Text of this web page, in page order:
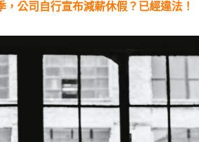
公司自行宣布減薪休假？已經違法！